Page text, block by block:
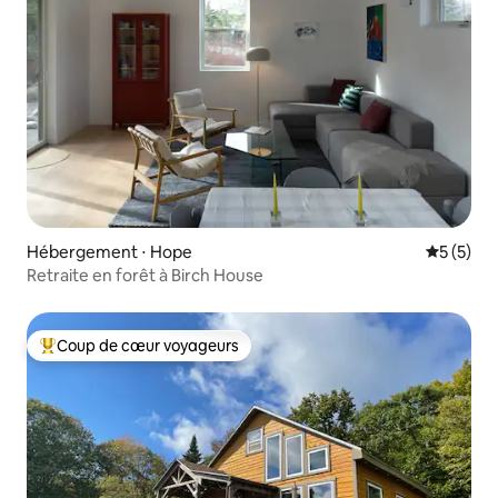
Hébergement ⋅ Hope
5 (5)
Retraite en forêt à Birch House
Coups de cœur voyageurs les plus appréciés
Coup de cœur voyageurs